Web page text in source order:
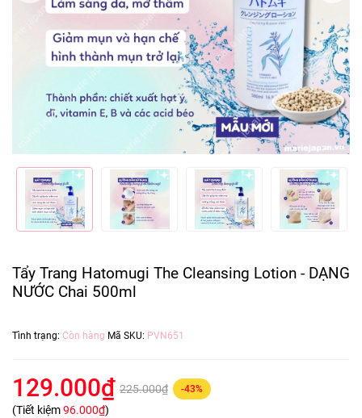
Tẩy Trang Hatomugi The Cleansing Lotion - DẠNG
NƯỚC Chai 500ml
Tình trạng: Còn hàng Mã SKU: PVN651
129.000₫ 225.000₫ -43%
(Tiết kiệm96.000₫)